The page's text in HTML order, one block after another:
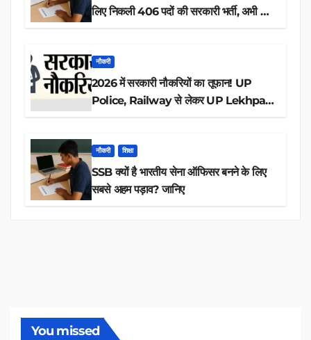
लिए निकली 406 पदों की सरकारी भर्ती, अभी करें
नौकरी
2026 में सरकारी नौकरियों का तूफान! UP
Police, Railway से लेकर UP Lekhpal
नौकरी शिक्षा
SSB क्यों है भारतीय सेना ऑफिसर बनने के लिए
सबसे अहम पड़ाव? जानिए
You missed